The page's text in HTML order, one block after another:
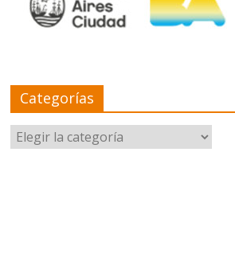
Categorías
Categorías